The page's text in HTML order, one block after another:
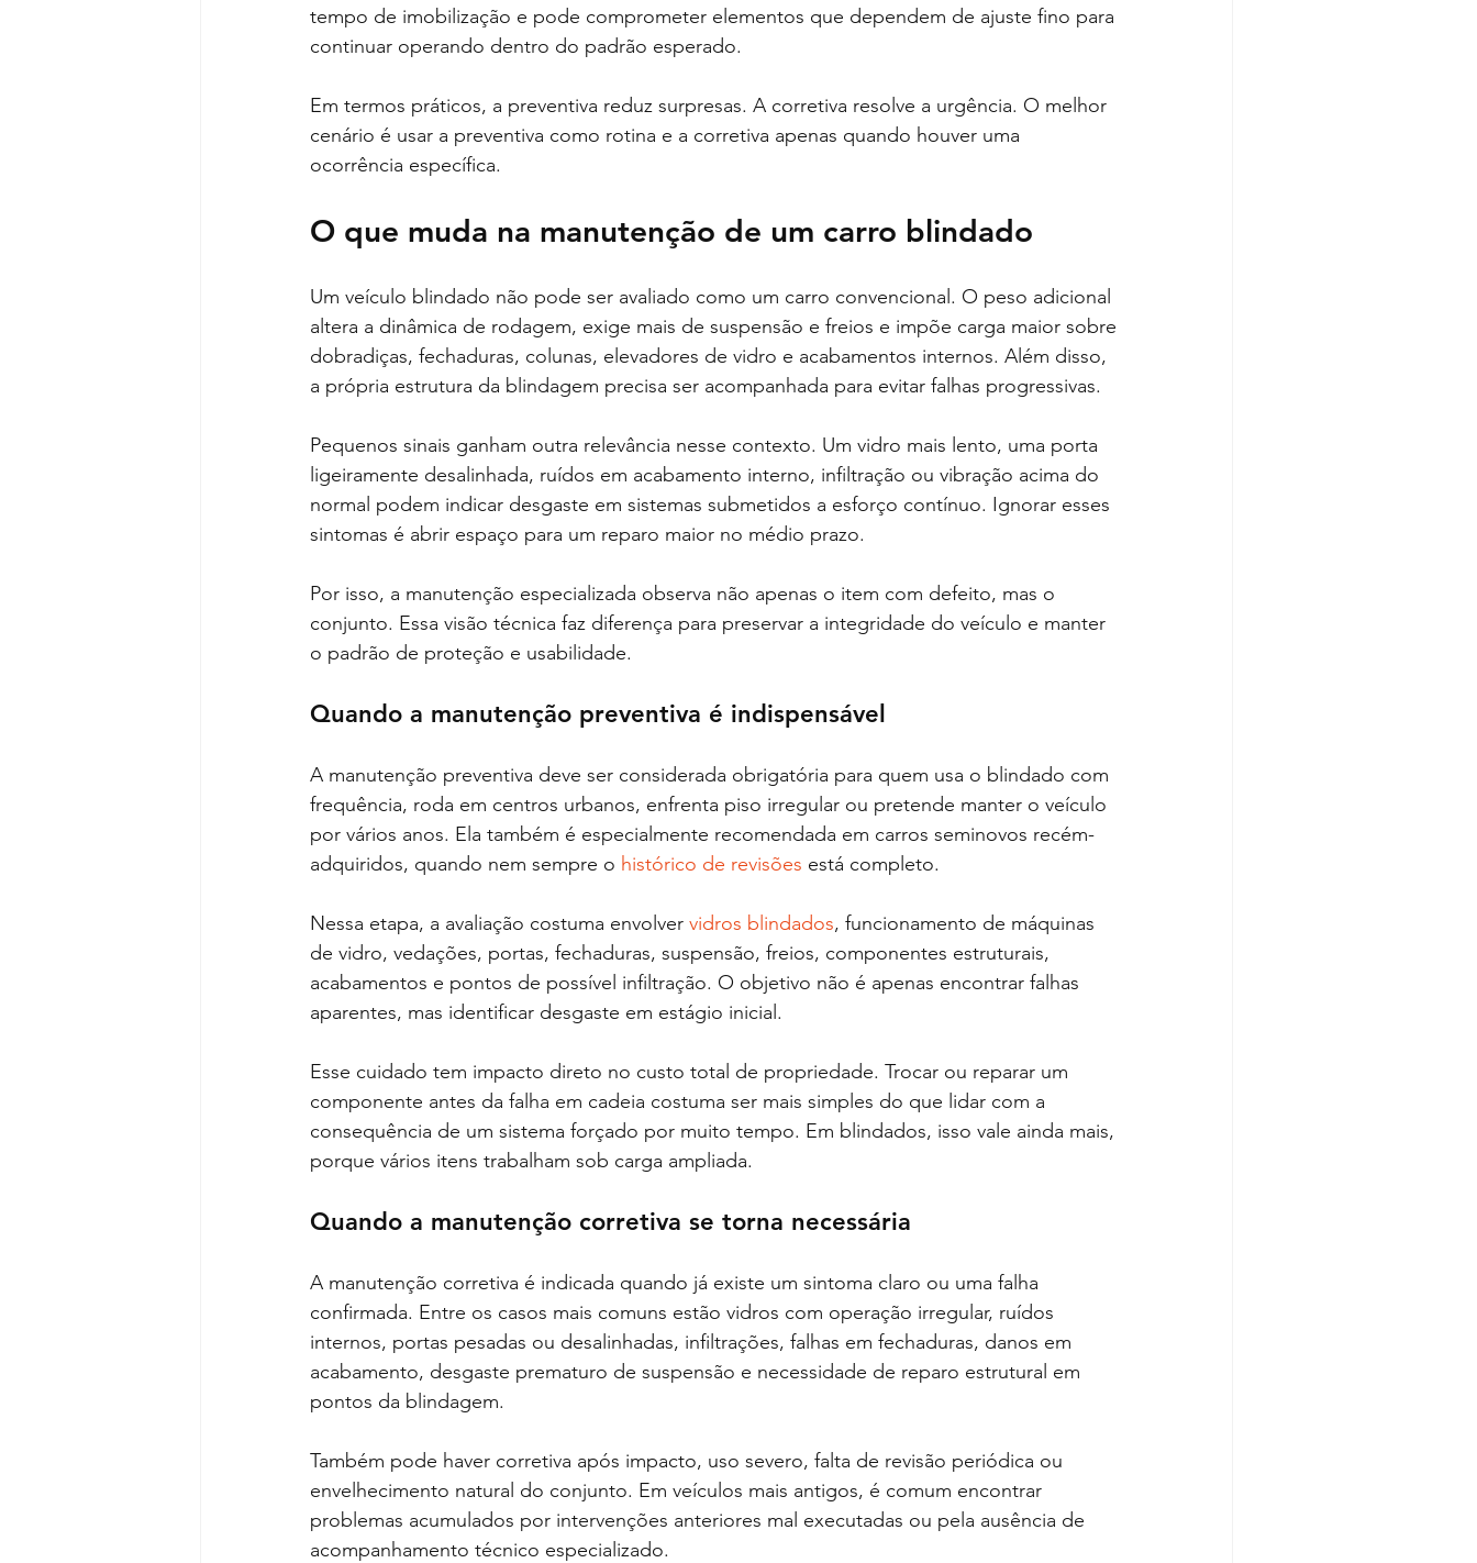
tempo de imobilização e pode comprometer elementos que dependem de ajuste fino para
continuar operando dentro do padrão esperado.
Em termos práticos, a preventiva reduz surpresas. A corretiva resolve a urgência. O melhor
cenário é usar a preventiva como rotina e a corretiva apenas quando houver uma
ocorrência específica.
O que muda na manutenção de um carro blindado
Um veículo blindado não pode ser avaliado como um carro convencional. O peso adicional
altera a dinâmica de rodagem, exige mais de suspensão e freios e impõe carga maior sobre
dobradiças, fechaduras, colunas, elevadores de vidro e acabamentos internos. Além disso,
a própria estrutura da blindagem precisa ser acompanhada para evitar falhas progressivas.
Pequenos sinais ganham outra relevância nesse contexto. Um vidro mais lento, uma porta
ligeiramente desalinhada, ruídos em acabamento interno, infiltração ou vibração acima do
normal podem indicar desgaste em sistemas submetidos a esforço contínuo. Ignorar esses
sintomas é abrir espaço para um reparo maior no médio prazo.
Por isso, a manutenção especializada observa não apenas o item com defeito, mas o
conjunto. Essa visão técnica faz diferença para preservar a integridade do veículo e manter
o padrão de proteção e usabilidade.
Quando a manutenção preventiva é indispensável
A manutenção preventiva deve ser considerada obrigatória para quem usa o blindado com
frequência, roda em centros urbanos, enfrenta piso irregular ou pretende manter o veículo
por vários anos. Ela também é especialmente recomendada em carros seminovos recém-
adquiridos, quando nem sempre o histórico de revisões está completo.
Nessa etapa, a avaliação costuma envolver vidros blindados, funcionamento de máquinas
de vidro, vedações, portas, fechaduras, suspensão, freios, componentes estruturais,
acabamentos e pontos de possível infiltração. O objetivo não é apenas encontrar falhas
aparentes, mas identificar desgaste em estágio inicial.
Esse cuidado tem impacto direto no custo total de propriedade. Trocar ou reparar um
componente antes da falha em cadeia costuma ser mais simples do que lidar com a
consequência de um sistema forçado por muito tempo. Em blindados, isso vale ainda mais,
porque vários itens trabalham sob carga ampliada.
Quando a manutenção corretiva se torna necessária
A manutenção corretiva é indicada quando já existe um sintoma claro ou uma falha
confirmada. Entre os casos mais comuns estão vidros com operação irregular, ruídos
internos, portas pesadas ou desalinhadas, infiltrações, falhas em fechaduras, danos em
acabamento, desgaste prematuro de suspensão e necessidade de reparo estrutural em
pontos da blindagem.
Também pode haver corretiva após impacto, uso severo, falta de revisão periódica ou
envelhecimento natural do conjunto. Em veículos mais antigos, é comum encontrar
problemas acumulados por intervenções anteriores mal executadas ou pela ausência de
acompanhamento técnico especializado.